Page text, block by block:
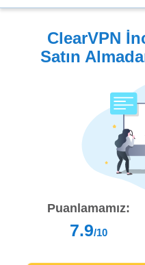
ClearVPN
Satın
Puanlamamız:
7.9/10